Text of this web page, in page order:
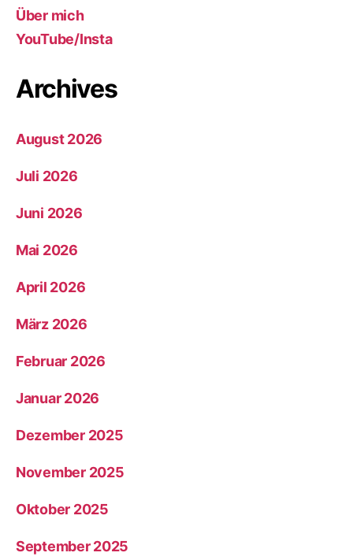
Über mich
YouTube/Insta
Archives
August 2026
Juli 2026
Juni 2026
Mai 2026
April 2026
März 2026
Februar 2026
Januar 2026
Dezember 2025
November 2025
Oktober 2025
September 2025